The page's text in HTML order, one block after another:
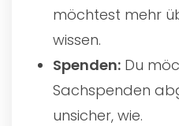
möchtest mehr
wissen.
Spenden: Du
Sachspenden
unsicher, wie.